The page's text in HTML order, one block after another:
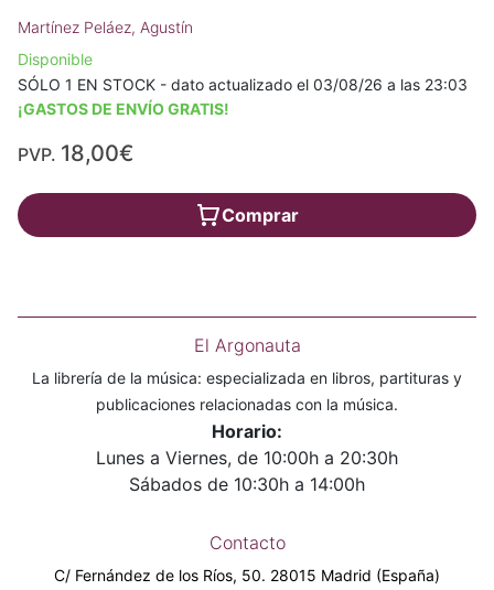
Martínez Peláez, Agustín
Disponible
SÓLO 1 EN STOCK - dato actualizado el 03/08/26 a las 23:03
¡GASTOS DE ENVÍO GRATIS!
PVP. 18,00€
Comprar
El Argonauta
La librería de la música: especializada en libros, partituras y
publicaciones relacionadas con la música.
Horario:
Lunes a Viernes, de 10:00h a 20:30h
Sábados de 10:30h a 14:00h
Contacto
C/ Fernández de los Ríos, 50. 28015 Madrid (España)